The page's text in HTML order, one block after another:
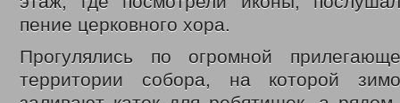
Законодательные акты
Федеральные
Региональные
Приказы управления
Меры социальной поддержки
Доступная среда
пение церковного хора.
Прогулялись по огромной
территории собора, на которой